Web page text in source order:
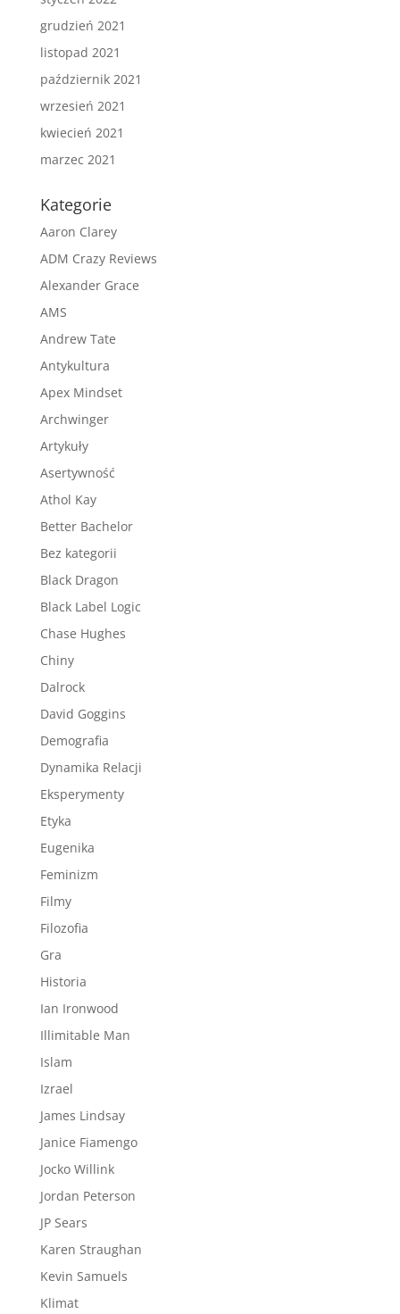
grudzień 2021
listopad 2021
październik 2021
wrzesień 2021
kwiecień 2021
marzec 2021
Kategorie
Aaron Clarey
ADM Crazy Reviews
Alexander Grace
AMS
Andrew Tate
Antykultura
Apex Mindset
Archwinger
Artykuły
Asertywność
Athol Kay
Better Bachelor
Bez kategorii
Black Dragon
Black Label Logic
Chase Hughes
Chiny
Dalrock
David Goggins
Demografia
Dynamika Relacji
Eksperymenty
Etyka
Eugenika
Feminizm
Filmy
Filozofia
Gra
Historia
Ian Ironwood
Illimitable Man
Islam
Izrael
James Lindsay
Janice Fiamengo
Jocko Willink
Jordan Peterson
JP Sears
Karen Straughan
Kevin Samuels
Klimat